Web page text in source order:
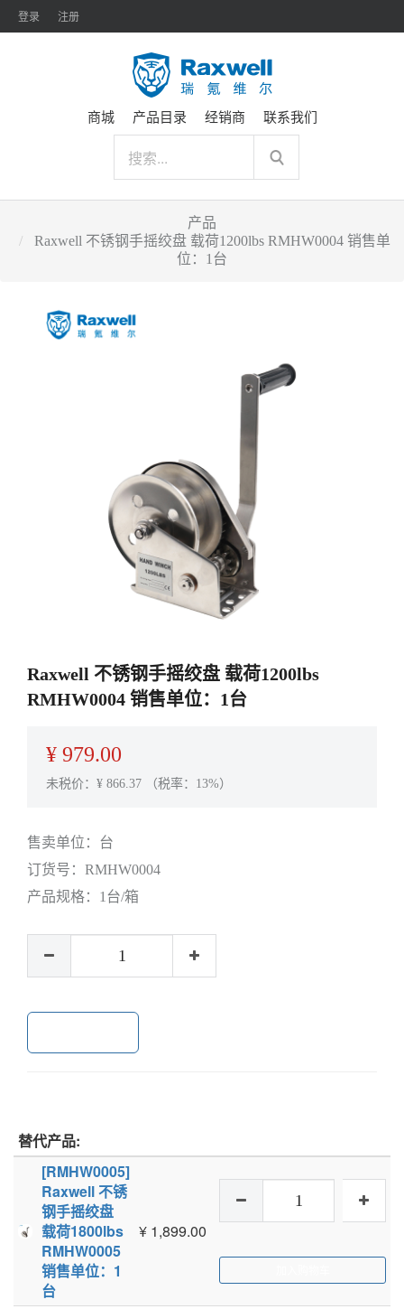
登录 注册
商城 产品目录 经销商 联系我们
产品
Raxwell 不锈钢手摇绞盘 载荷1200lbs RMHW0004 销售单
位：1台
Raxwell 不锈钢手摇绞盘 载荷1200lbs
RMHW0004 销售单位：1台
¥ 979.00
未税价：¥ 866.37 （税率：13%）
售卖单位： 台
订货号： RMHW0004
产品规格： 1台/箱
替代产品:
[RMHW0005]
Raxwell 不锈
钢手摇绞盘
载荷1800lbs
RMHW0005
销售单位：1
台
¥ 1,899.00